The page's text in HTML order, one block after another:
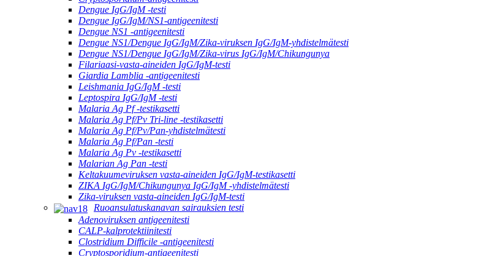
Dengue IgG/IgM -testi
Dengue IgG/IgM/NS1-antigeenitesti
Dengue NS1 -antigeenitesti
Dengue NS1/Dengue IgG/IgM/Zika-viruksen IgG/IgM-yhdistelmätesti
Dengue NS1/Dengue IgG/IgM/Zika-virus IgG/IgM/Chikungunya
Filariaasi-vasta-aineiden IgG/IgM-testi
Giardia Lamblia -antigeenitesti
Leishmania IgG/IgM -testi
Leptospira IgG/IgM -testi
Malaria Ag Pf -testikasetti
Malaria Ag Pf/Pv Tri-line -testikasetti
Malaria Ag Pf/Pv/Pan-yhdistelmätesti
Malaria Ag Pf/Pan -testi
Malaria Ag Pv -testikasetti
Malarian Ag Pan -testi
Keltakuumeviruksen vasta-aineiden IgG/IgM-testikasetti
ZIKA IgG/IgM/Chikungunya IgG/IgM -yhdistelmätesti
Zika-viruksen vasta-aineiden IgG/IgM-testi
Ruoansulatuskanavan sairauksien testi
Adenoviruksen antigeenitesti
CALP-kalprotektiinitesti
Clostridium Difficile -antigeenitesti
Cryptosporidium-antigeenitesti